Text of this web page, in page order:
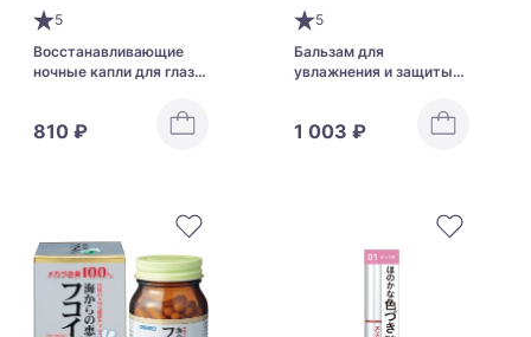
5
Восстанавливающие
ночные капли для глаз
810 ₽
5
Бальзам для
увлажнения и защиты
Rohto Mentholatum Deep
Moist SPF20 PA+
1 003 ₽